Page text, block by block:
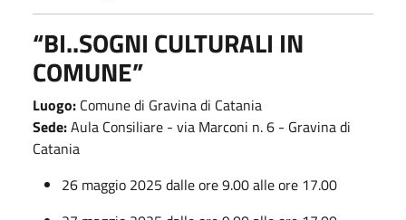
“BI..SOGNI CULTURALI IN
COMUNE”
Luogo: Comune di Gravina di Catania
Sede:Aula Consiliare - via Marconi n. 6 - Gravina di
Catania
26 maggio 2025 dalle ore 9.00 alle ore 17.00